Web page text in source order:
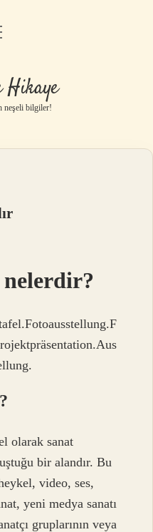
Hikaye
neşeli bilgiler!
olarak sanat
bir alandır. Bu
video, ses,
yeni medya sanatı
gruplarının veya